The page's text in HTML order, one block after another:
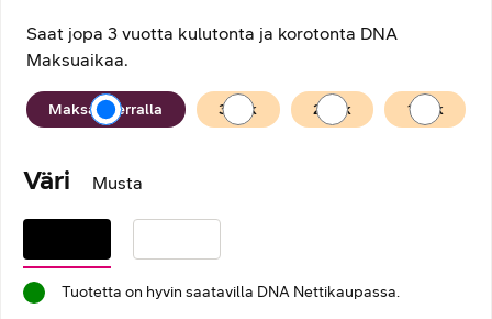
Saat jopa 3 vuotta kulutonta ja korotonta DNA
Maksuaikaa.
Maksuaika
Maksan kerralla 36 kk 24 kk 12 kk
Väri Musta
Tuotetta on hyvin saatavilla DNA Nettikaupassa.